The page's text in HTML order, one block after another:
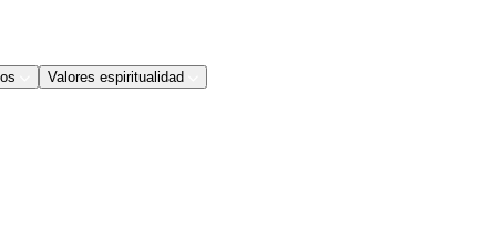
Valores espiritualidad